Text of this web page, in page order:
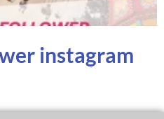
instagram